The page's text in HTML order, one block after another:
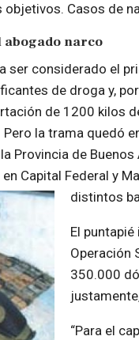
objetivos. Casos de
abogado narco
ser considerado el
de droga y,
de 1200 kilos
Pero la trama quedó
Provincia de
Capital Federal y
distintos
El
Operación
350.000
“Para el